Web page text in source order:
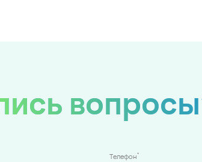
Телефон*